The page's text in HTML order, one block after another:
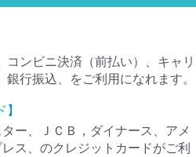
コンビニ決済（前払い）、キャリ
行振込、をご利用になれます。
ー、ＪＣＢ，ダイナース、アメ
ス、のクレジットカードがご利